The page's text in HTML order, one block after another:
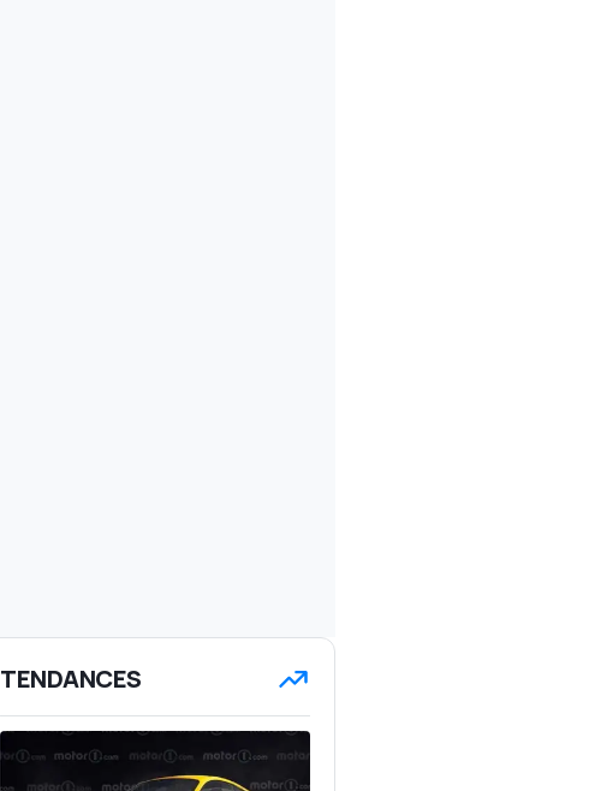
TENDANCES